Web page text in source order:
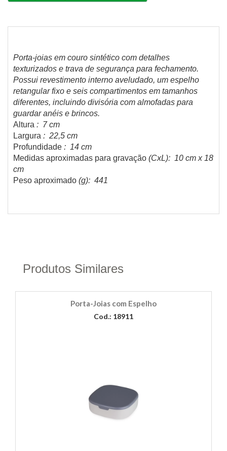
Porta-joias em couro sintético com detalhes
texturizados e trava de segurança para fechamento.
Possui revestimento interno aveludado, um espelho
retangular fixo e seis compartimentos em tamanhos
diferentes, incluindo divisória com almofadas para
guardar anéis e brincos.
Altura : 7 cm
Largura : 22,5 cm
Profundidade : 14 cm
Medidas aproximadas para gravação (CxL): 10 cm x 18
cm
Peso aproximado (g): 441
Produtos Similares
Porta-Joias com Espelho
Cod.: 18911